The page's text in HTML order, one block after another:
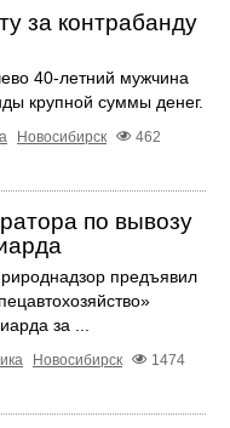
за контрабанду
40-летний мужчина
крупной суммы денег.
Новосибирск
462
по вывозу
предъявил
за ...
Новосибирск
1474